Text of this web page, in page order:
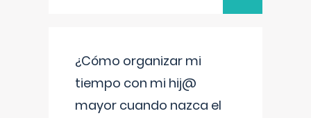
¿Cómo organizar mi
tiempo con mi hij@
mayor cuando nazca el